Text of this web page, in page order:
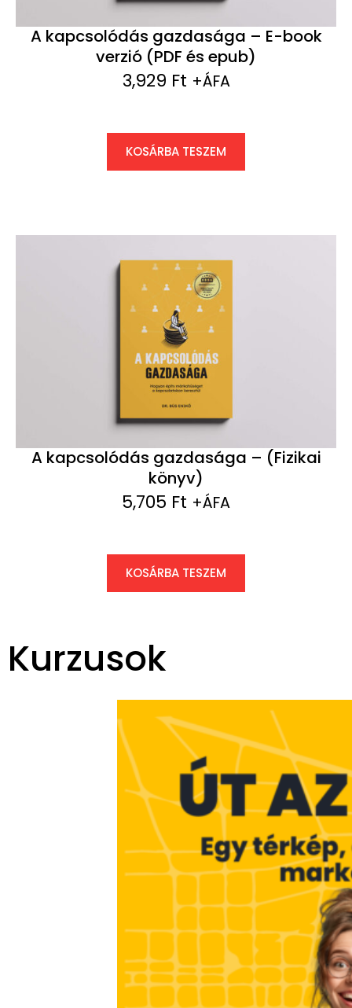
A kapcsolódás gazdasága – E-book
verzió (PDF és epub)
3,929 Ft +ÁFA
KOSÁRBA TESZEM
A kapcsolódás gazdasága – (Fizikai
könyv)
5,705 Ft +ÁFA
KOSÁRBA TESZEM
Kurzusok